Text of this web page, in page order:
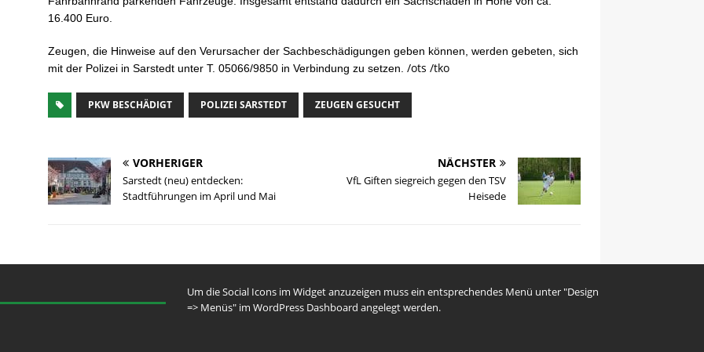
16.400 Euro.
Zeugen, die Hinweise auf den Verursacher der Sachbeschädigungen geben können, werden gebeten, sich
mit der Polizei in Sarstedt unter T. 05066/9850 in Verbindung zu setzen. /ots /tko
PKW BESCHÄDIGT POLIZEI SARSTEDT ZEUGEN GESUCHT
VORHERIGER
Sarstedt (neu) entdecken:
Stadtführungen im April und Mai
NÄCHSTER
VfL Giften siegreich gegen den TSV
Heisede
Um die Social Icons im Widget anzuzeigen muss ein entsprechendes Menü unter "Design
=> Menüs" im WordPress Dashboard angelegt werden.